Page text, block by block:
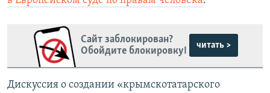
Сайт заблокирован?
Обойдите блокировку!
читать >
Дискуссия о создании «крымскотатарского